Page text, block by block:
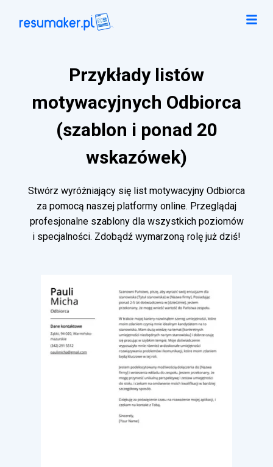
Przykłady listów
motywacyjnych Odbiorca
(szablon i ponad 20
wskazówek)
Stwórz wyróżniający się list motywacyjny Odbiorca
za pomocą naszej platformy online. Przeglądaj
profesjonalne szablony dla wszystkich poziomów
i specjalności. Zdobądź wymarzoną rolę już dziś!